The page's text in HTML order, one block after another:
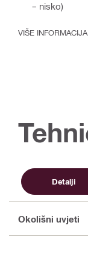
– nisko)
VIŠE INFORMACIJA
Detalji
Okolišni uvjeti